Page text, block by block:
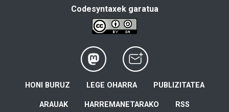
Codesyntaxek garatua
HONI BURUZ LEGE OHARRA PUBLIZITATEA
ARAUAK HARREMANETARAKO RSS